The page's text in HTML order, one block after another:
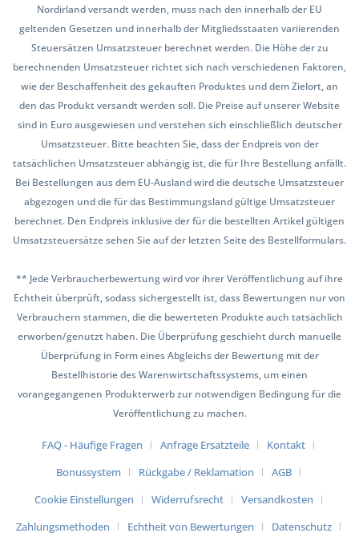
Nordirland versandt werden, muss nach den innerhalb der EU
geltenden Gesetzen und innerhalb der Mitgliedsstaaten variierenden
Steuersätzen Umsatzsteuer berechnet werden. Die Höhe der zu
berechnenden Umsatzsteuer richtet sich nach verschiedenen Faktoren,
wie der Beschaffenheit des gekauften Produktes und dem Zielort, an
den das Produkt versandt werden soll. Die Preise auf unserer Website
sind in Euro ausgewiesen und verstehen sich einschließlich deutscher
Umsatzsteuer. Bitte beachten Sie, dass der Endpreis von der
tatsächlichen Umsatzsteuer abhängig ist, die für Ihre Bestellung anfällt.
Bei Bestellungen aus dem EU-Ausland wird die deutsche Umsatzsteuer
abgezogen und die für das Bestimmungsland gültige Umsatzsteuer
berechnet. Den Endpreis inklusive der für die bestellten Artikel gültigen
Umsatzsteuersätze sehen Sie auf der letzten Seite des Bestellformulars.
** Jede Verbraucherbewertung wird vor ihrer Veröffentlichung auf ihre
Echtheit überprüft, sodass sichergestellt ist, dass Bewertungen nur von
Verbrauchern stammen, die die bewerteten Produkte auch tatsächlich
erworben/genutzt haben. Die Überprüfung geschieht durch manuelle
Überprüfung in Form eines Abgleichs der Bewertung mit der
Bestellhistorie des Warenwirtschaftssystems, um einen
vorangegangenen Produkterwerb zur notwendigen Bedingung für die
Veröffentlichung zu machen.
FAQ - Häufige Fragen Anfrage Ersatzteile
Kontakt
Bonussystem
Rückgabe / Reklamation
AGB
Cookie Einstellungen
Widerrufsrecht
Versandkosten
Zahlungsmethoden
Echtheit von Bewertungen Datenschutz